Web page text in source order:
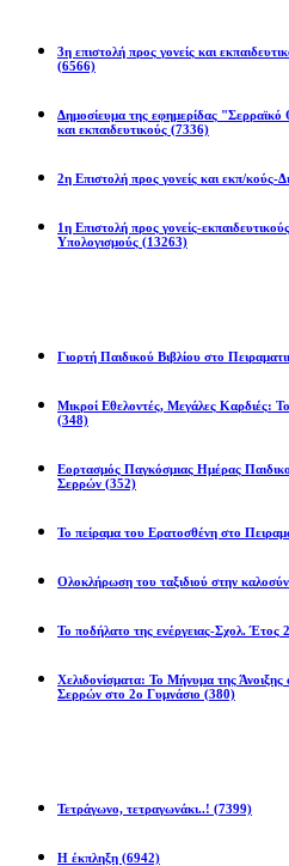
3η επιστολή προς γονείς και
(6566)
Δημοσίευμα της εφημερίδας "Σερραϊκό
και εκπαιδευτικούς (7336)
2η Eπιστολή προς γονείς και εκπ/κούς-
1η Επιστολή προς γονείς-
Υπολογισμούς (13263)
Γιορτή Παιδικού Βιβλίου στο
Μικροί Εθελοντές, Μεγάλες Καρδιές:
(348)
Εορτασμός Παγκόσμιας Ημέρας
Σερρών (352)
Το πείραμα του Ερατοσθένη στο
Ολοκλήρωση του ταξιδιού στην
Το ποδήλατο της ενέργειας-Σχολ. Έτος
Χελιδονίσματα: Το Μήνυμα της Άνοιξης
Σερρών στο 2ο Γυμνάσιο (380)
Τετράγωνο, τετραγωνάκι..! (7399)
Η έκπληξη (6942)